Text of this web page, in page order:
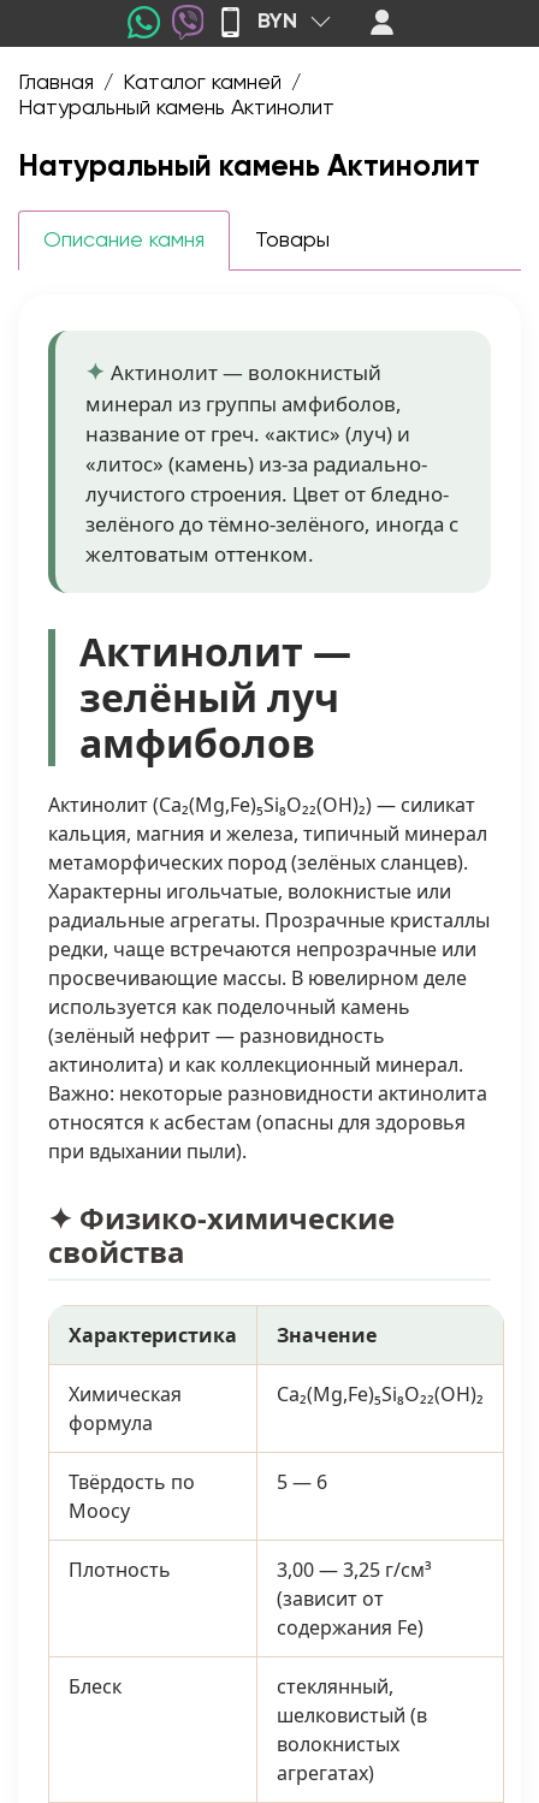
BYN
Главная / Каталог камней /
Натуральный камень Актинолит
Натуральный камень Актинолит
Описание камня Товары
Актинолит — волокнистый
минерал из группы амфиболов,
название от греч. «актис» (луч) и
«литос» (камень) из-за радиально-
лучистого строения. Цвет от бледно-
зелёного до тёмно-зелёного, иногда с
желтоватым оттенком.
Актинолит —
зелёный луч
амфиболов
Актинолит (Ca₂(Mg,Fe)₅Si₈O₂₂(OH)₂) — силикат
кальция, магния и железа, типичный минерал
метаморфических пород (зелёных сланцев).
Характерны игольчатые, волокнистые или
радиальные агрегаты. Прозрачные кристаллы
редки, чаще встречаются непрозрачные или
просвечивающие массы. В ювелирном деле
используется как поделочный камень
(зелёный нефрит — разновидность
актинолита) и как коллекционный минерал.
Важно: некоторые разновидности актинолита
относятся к асбестам (опасны для здоровья
при вдыхании пыли).
✦ Физико-химические
свойства
Характеристика Значение
Химическая
формула
Ca₂(Mg,Fe)₅Si₈O₂₂(OH)₂
Твёрдость по
Моосу
5 — 6
Плотность
3,00 — 3,25 г/см³
(зависит от
содержания Fe)
Блеск
стеклянный,
шелковистый (в
волокнистых
агрегатах)